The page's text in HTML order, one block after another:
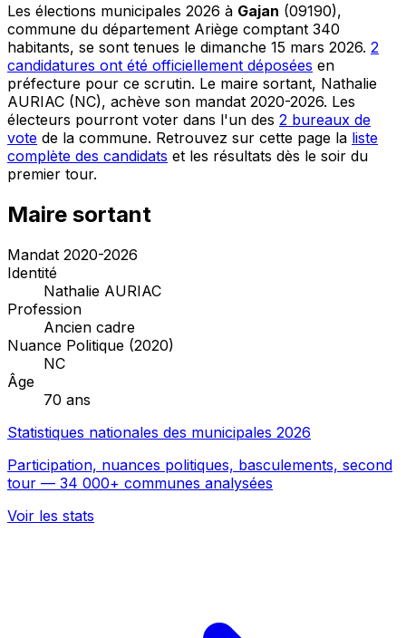
Les élections municipales 2026 à Gajan (09190),
commune du département Ariège comptant 340
habitants, se sont tenues le dimanche 15 mars 2026. 2
candidatures ont été officiellement déposées en
préfecture pour ce scrutin. Le maire sortant, Nathalie
AURIAC (NC), achève son mandat 2020-2026. Les
électeurs pourront voter dans l'un des 2 bureaux de
vote de la commune. Retrouvez sur cette page la liste
complète des candidats et les résultats dès le soir du
premier tour.
Maire sortant
Mandat 2020-2026
Identité
Nathalie AURIAC
Profession
Ancien cadre
Nuance Politique (2020)
NC
Âge
70 ans
Statistiques nationales des municipales 2026
Participation, nuances politiques, basculements, second
tour — 34 000+ communes analysées
Voir les stats